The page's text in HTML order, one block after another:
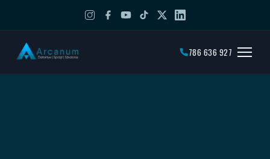
786 636 927